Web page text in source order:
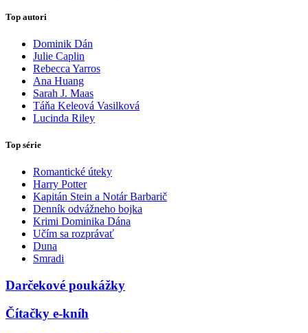
Top autori
Dominik Dán
Julie Caplin
Rebecca Yarros
Ana Huang
Sarah J. Maas
Táňa Keleová Vasilková
Lucinda Riley
Top série
Romantické úteky
Harry Potter
Kapitán Stein a Notár Barbarič
Denník odvážneho bojka
Krimi Dominika Dána
Učím sa rozprávať
Duna
Smradi
Darčekové poukážky
Čítačky e-kníh